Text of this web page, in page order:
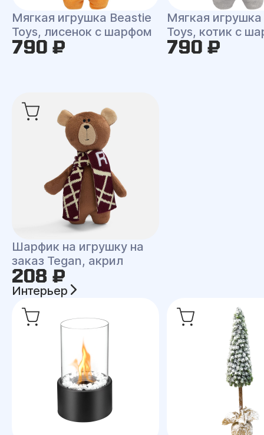
Мягкая игрушка Beastie
Toys, лисенок с шарфом
790 ₽
Мягкая
Toys, котик с
790 ₽
Шарфик на игрушку на
заказ Tegan, акрил
208 ₽
Интерьер